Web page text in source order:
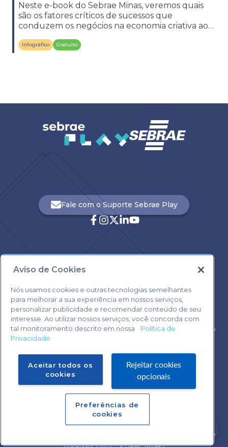
Neste e-book do Sebrae Minas, veremos quais
são os fatores críticos de sucessos que
conduzem os negócios na economia criativa ao
Infográfico Gratuito
0800 570 0800
Fale com o Suporte Sebrae Play
Voltar ao topo
Central de Atendimento:
0800 570 0800
Copyright 2020 - SEBRAE MINAS
Aviso de Cookies
Nós usamos cookies e outras tecnologias semelhantes
para melhorar a sua experiência em nossos serviços,
personalizar publicidade e recomendar conteúdo de seu
interesse. Ao utilizar nossos serviços, você concorda com
tal monitoramento descrito em nossa
Política de
Privacidade
Aceitar todos os
cookies
Rejeitar cookies
opcionais
Preferências de
cookies